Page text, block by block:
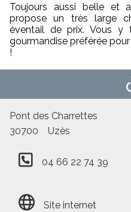
Toujours aussi belle et
propose un très large
éventail de prix. Vous y
gourmandise préférée pour
!
Pont des Charrettes
30700
Uzès
04 66 22 74 39
Site internet